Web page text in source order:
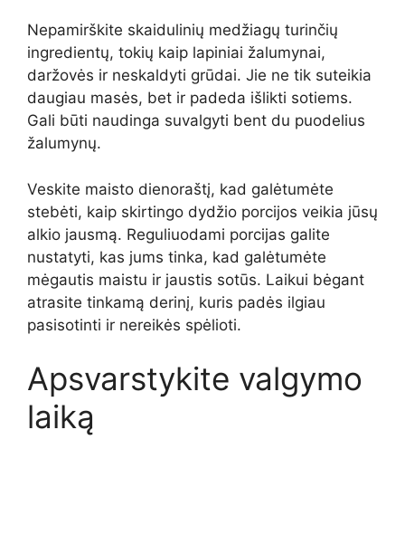
Nepamirškite skaidulinių medžiagų turinčių
ingredientų, tokių kaip lapiniai žalumynai,
daržovės ir neskaldyti grūdai. Jie ne tik suteikia
daugiau masės, bet ir padeda išlikti sotiems.
Gali būti naudinga suvalgyti bent du puodelius
žalumynų.
Veskite maisto dienoraštį, kad galėtumėte
stebėti, kaip skirtingo dydžio porcijos veikia jūsų
alkio jausmą. Reguliuodami porcijas galite
nustatyti, kas jums tinka, kad galėtumėte
mėgautis maistu ir jaustis sotūs. Laikui bėgant
atrasite tinkamą derinį, kuris padės ilgiau
pasisotinti ir nereikės spėlioti.
Apsvarstykite valgymo
laiką